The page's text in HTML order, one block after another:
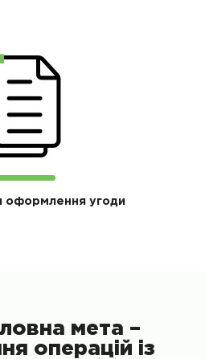
оформлення угоди
мета –
операцій із